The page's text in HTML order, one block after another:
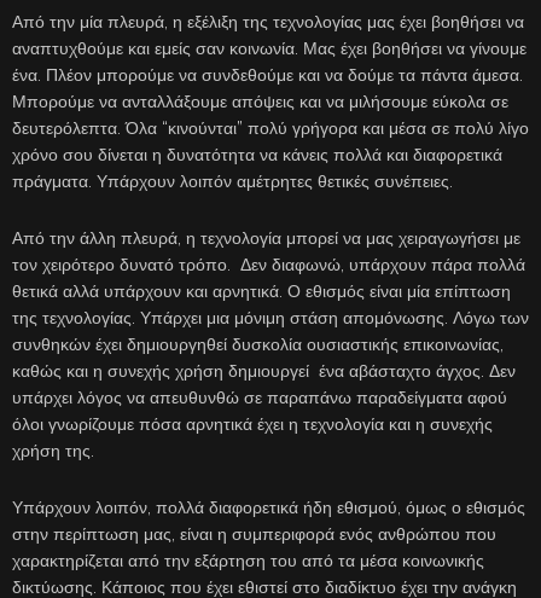
Από την μία πλευρά, η εξέλιξη της τεχνολογίας μας έχει βοηθήσει να
αναπτυχθούμε και εμείς σαν κοινωνία. Μας έχει βοηθήσει να γίνουμε
ένα. Πλέον μπορούμε να συνδεθούμε και να δούμε τα πάντα άμεσα.
Μπορούμε να ανταλλάξουμε απόψεις και να μιλήσουμε εύκολα σε
δευτερόλεπτα. Όλα “κινούνται” πολύ γρήγορα και μέσα σε πολύ λίγο
χρόνο σου δίνεται η δυνατότητα να κάνεις πολλά και διαφορετικά
πράγματα. Υπάρχουν λοιπόν αμέτρητες θετικές συνέπειες.
Από την άλλη πλευρά, η τεχνολογία μπορεί να μας χειραγωγήσει με
τον χειρότερο δυνατό τρόπο. Δεν διαφωνώ, υπάρχουν πάρα πολλά
θετικά αλλά υπάρχουν και αρνητικά. Ο εθισμός είναι μία επίπτωση
της τεχνολογίας. Υπάρχει μια μόνιμη στάση απομόνωσης. Λόγω των
συνθηκών έχει δημιουργηθεί δυσκολία ουσιαστικής επικοινωνίας,
καθώς και η συνεχής χρήση δημιουργεί ένα αβάσταχτο άγχος. Δεν
υπάρχει λόγος να απευθυνθώ σε παραπάνω παραδείγματα αφού
όλοι γνωρίζουμε πόσα αρνητικά έχει η τεχνολογία και η συνεχής
χρήση της.
Υπάρχουν λοιπόν, πολλά διαφορετικά ήδη εθισμού, όμως ο εθισμός
στην περίπτωση μας, είναι η συμπεριφορά ενός ανθρώπου που
χαρακτηρίζεται από την εξάρτηση του από τα μέσα κοινωνικής
δικτύωσης. Κάποιος που έχει εθιστεί στο διαδίκτυο έχει την ανάγκη